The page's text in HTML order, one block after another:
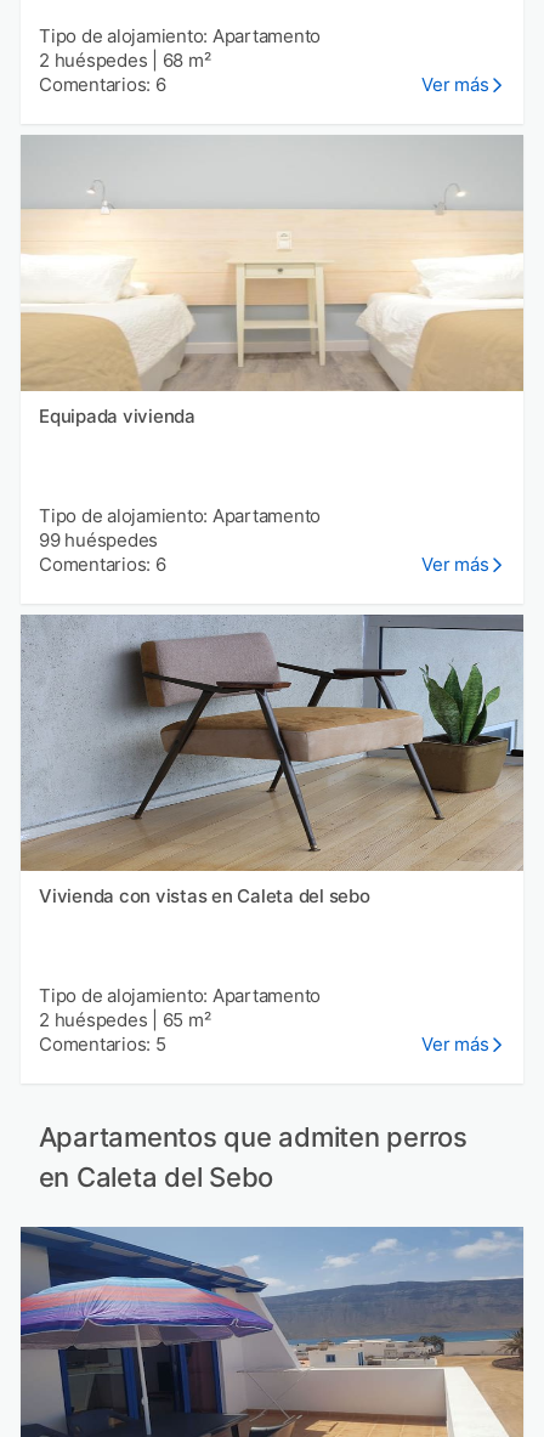
Tipo de alojamiento: Apartamento
2 huéspedes
68 m²
Comentarios: 6
Ver más
Equipada vivienda
Tipo de alojamiento: Apartamento
99 huéspedes
Comentarios: 6
Ver más
Vivienda con vistas en Caleta del sebo
Tipo de alojamiento: Apartamento
2 huéspedes
65 m²
Comentarios: 5
Ver más
Apartamentos que admiten perros
en Caleta del Sebo